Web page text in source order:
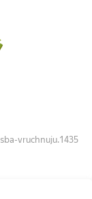
vruchnuju.1435